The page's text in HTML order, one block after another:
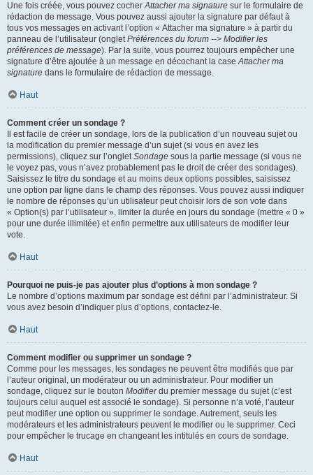
Une fois créée, vous pouvez cocherAttacher ma signature sur le formulaire de
rédaction de message. Vous pouvez aussi ajouter la signature par défaut à
tous vos messages en activant l’option « Attacher ma signature » à partir du
panneau de l’utilisateur (ongletPréférences du forum --> Modifier les
préférences de message). Par la suite, vous pourrez toujours empêcher une
signature d’être ajoutée à un message en décochant la caseAttacher ma
signature dans le formulaire de rédaction de message.
Haut
Comment créer un sondage ?
Il est facile de créer un sondage, lors de la publication d’un nouveau sujet ou
la modification du premier message d’un sujet (si vous en avez les
permissions), cliquez sur l’ongletSondage sous la partie message (si vous ne
le voyez pas, vous n’avez probablement pas le droit de créer des sondages).
Saisissez le titre du sondage et au moins deux options possibles, saisissez
une option par ligne dans le champ des réponses. Vous pouvez aussi indiquer
le nombre de réponses qu’un utilisateur peut choisir lors de son vote dans
« Option(s) par l’utilisateur », limiter la durée en jours du sondage (mettre « 0 »
pour une durée illimitée) et enfin permettre aux utilisateurs de modifier leur
vote.
Haut
Pourquoi ne puis-je pas ajouter plus d’options à mon sondage ?
Le nombre d’options maximum par sondage est défini par l’administrateur. Si
vous avez besoin d’indiquer plus d’options, contactez-le.
Haut
Comment modifier ou supprimer un sondage ?
Comme pour les messages, les sondages ne peuvent être modifiés que par
l’auteur original, un modérateur ou un administrateur. Pour modifier un
sondage, cliquez sur le bouton Modifierdu premier message du sujet (c’est
toujours celui auquel est associé le sondage). Si personne n’a voté, l’auteur
peut modifier une option ou supprimer le sondage. Autrement, seuls les
modérateurs et les administrateurs peuvent le modifier ou le supprimer. Ceci
pour empêcher le trucage en changeant les intitulés en cours de sondage.
Haut